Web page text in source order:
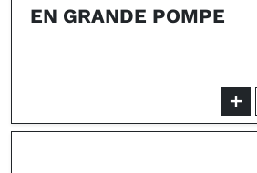
EN GRANDE POMPE